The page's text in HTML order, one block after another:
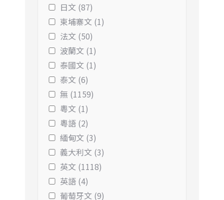
日文 (87)
柬埔寨文 (1)
法文 (50)
波蘭文 (1)
泰國文 (1)
泰文 (6)
無 (1159)
粵文 (1)
粵語 (2)
緬甸文 (3)
義大利文 (3)
英文 (1118)
英語 (4)
葡萄牙文 (9)